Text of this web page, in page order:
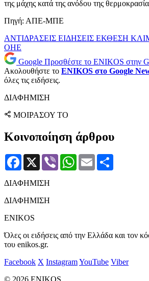
της μάχης κατά της ανόδου της
Πηγή: ΑΠΕ-ΜΠΕ
ΑΝΤΙΔΡΑΣΕΙΣ ΕΙΔΗΣΕΙΣ ΕΚΘΕΣΗ
ΟΗΕ
Google Προσθέστε το ENIKOS στην
Ακολουθήστε το ENIKOS στο Google
όλες τις ειδήσεις.
ΔΙΑΦΗΜΙΣΗ
ΜΟΙΡΑΣΟΥ ΤΟ
Κοινοποίηση άρθρου
Facebook
X Viber WhatsApp
Email
ΔΙΑΦΗΜΙΣΗ
ΔΙΑΦΗΜΙΣΗ
ENIKOS
Όλες οι ειδήσεις από την Ελλάδα και τον
του enikos.gr.
Facebook X InstagramYouTube Viber
© 2026 ENIKOS